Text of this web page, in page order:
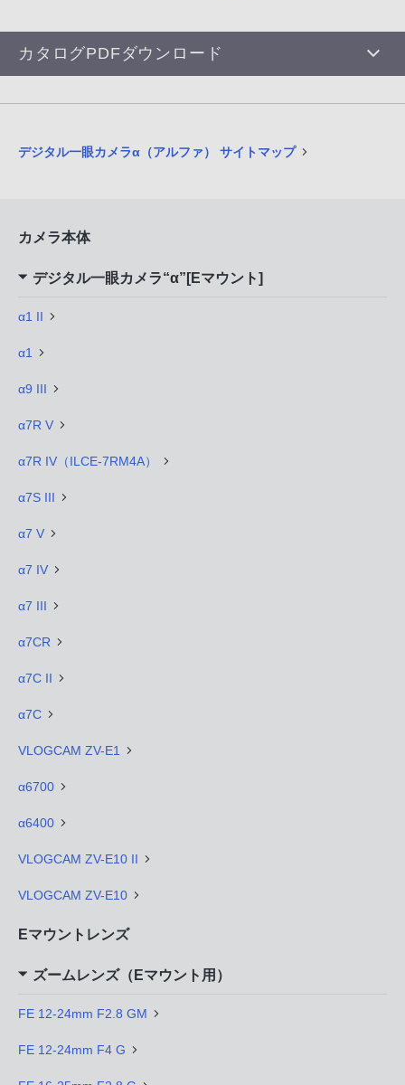
カタログPDFダウンロード
デジタル一眼カメラα（アルファ） サイトマップ
カメラ本体
デジタル一眼カメラ“α”[Eマウント]
α1 II
α1
α9 III
α7R V
α7R IV（ILCE-7RM4A）
α7S III
α7 V
α7 IV
α7 III
α7CR
α7C II
α7C
VLOGCAM ZV-E1
α6700
α6400
VLOGCAM ZV-E10 II
VLOGCAM ZV-E10
Eマウントレンズ
ズームレンズ（Eマウント用）
FE 12-24mm F2.8 GM
FE 12-24mm F4 G